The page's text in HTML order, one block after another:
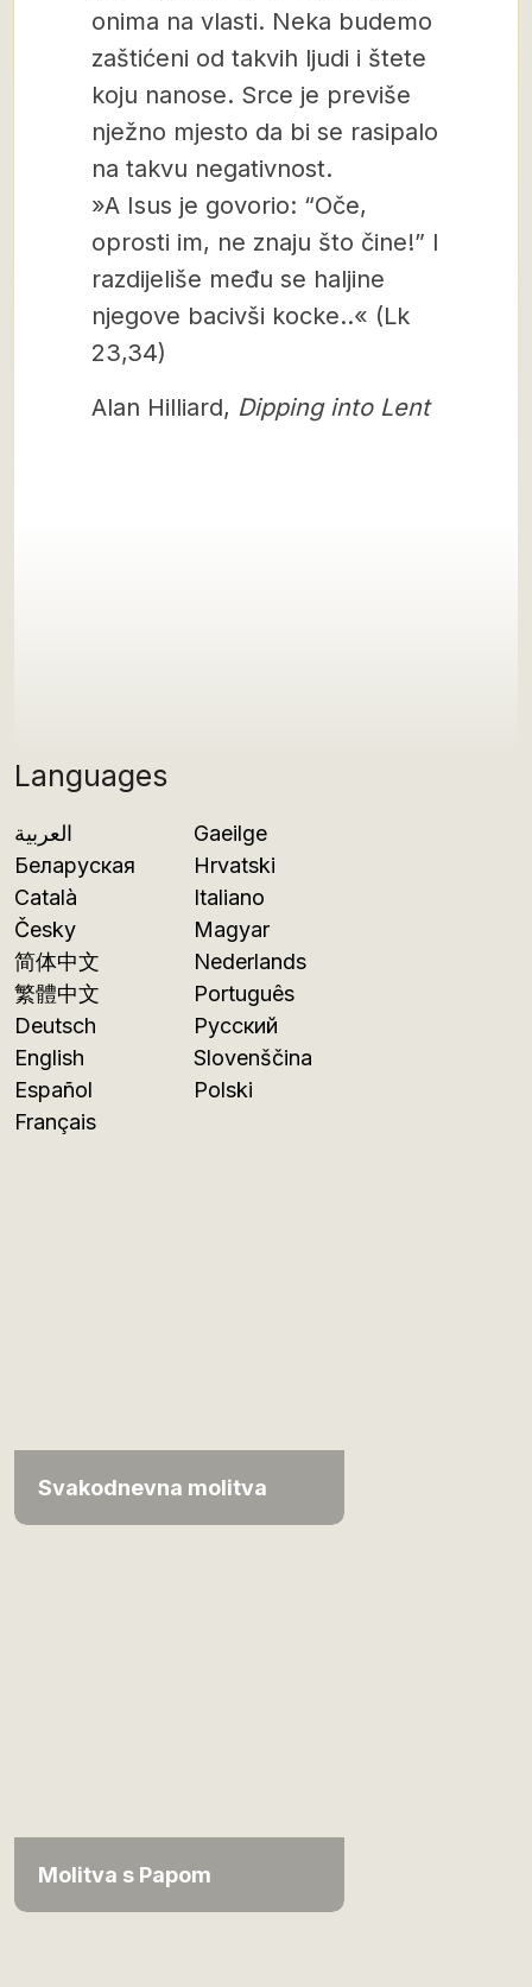
Languages
العربية
Беларуская
Català
Česky
简体中文
繁體中文
Deutsch
English
Español
Français
Gaeilge
Hrvatski
Italiano
Magyar
Nederlands
Português
Русский
Slovenščina
Polski
Svakodnevna molitva
Molitva s Papom
onima na vlasti. Neka budemo
zaštićeni od takvih ljudi i štete
koju nanose. Srce je previše
nježno mjesto da bi se rasipalo
na takvu negativnost.
»A Isus je govorio: “Oče,
oprosti im, ne znaju što čine!” I
razdijeliše među se haljine
njegove bacivši kocke..« (Lk
23,34)
Alan Hilliard, Dipping into Lent